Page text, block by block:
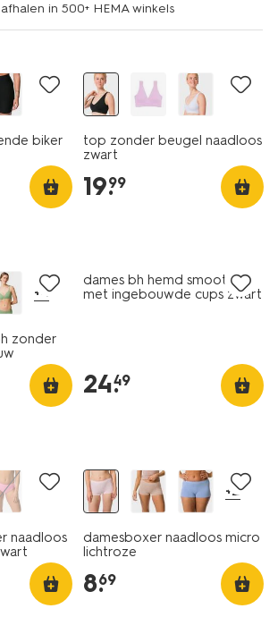
afhalen in 500+ HEMA winkels
biker
top zonder beugel naadloos
zwart
19.
99
+4
zonder
dames bh hemd smoothing
met ingebouwde cups zwart
24.
49
naadloos
+2
damesboxer naadloos micro
lichtroze
8.
69